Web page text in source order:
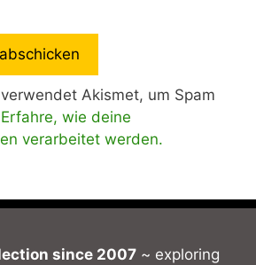
Akismet, um Spam
Erfahre, wie deine
verarbeitet werden.
since 2007 ~ exploring